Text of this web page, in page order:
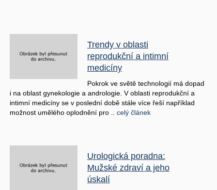
Trendy v oblasti
reprodukční a intimní
medicíny
Pokrok ve světě technologií má dopad
i na oblast gynekologie a andrologie. V oblasti reprodukční a
intimní medicíny se v poslední době stále více řeší například
možnost umělého oplodnění pro .. celý článek
Urologická poradna:
Mužské zdraví a jeho
úskalí